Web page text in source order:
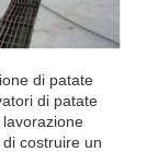
di patate
di patate
costruire un